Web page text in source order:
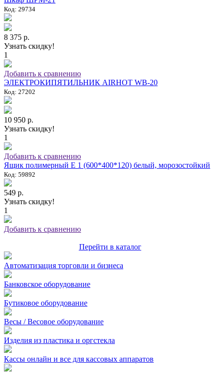
Код: 29734
8 375 р.
Узнать скидку!
1
Добавить к сравнению
ЭЛЕКТРОКИПЯТИЛЬНИК AIRHOT WB-20
Код: 27202
10 950 р.
Узнать скидку!
1
Добавить к сравнению
Ящик полимерный E 1 (600*400*120) белый, морозостойкий
Код: 59892
549 р.
Узнать скидку!
1
Добавить к сравнению
Перейти в каталог
Автоматизация торговли и бизнеса
Банковское оборудование
Бутиковое оборудование
Весы / Весовое оборудование
Изделия из пластика и оргстекла
Кассы онлайн и все для кассовых аппаратов